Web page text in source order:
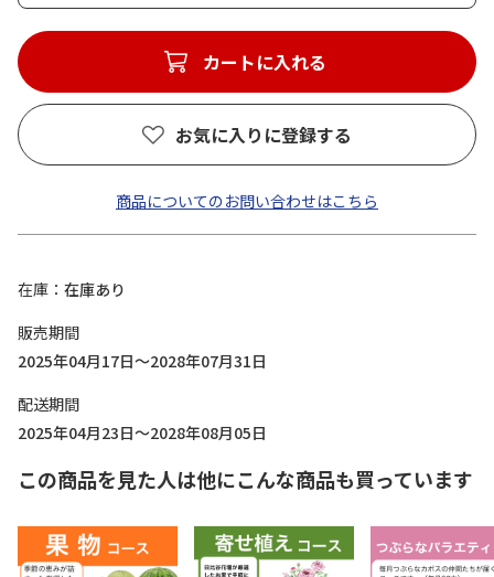
カートに入れる
お気に入りに登録する
商品についてのお問い合わせはこちら
在庫
在庫あり
販売期間
2025年04月17日～2028年07月31日
配送期間
2025年04月23日～2028年08月05日
この商品を見た人は他にこんな商品も買っています